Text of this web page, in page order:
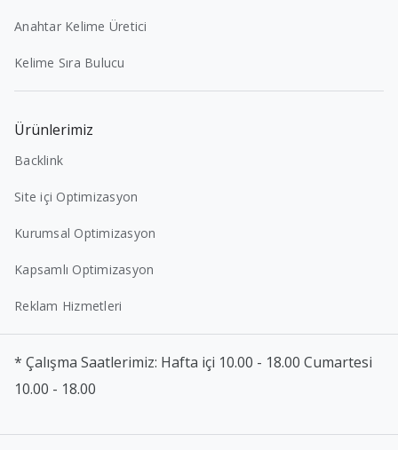
Anahtar Kelime Üretici
Kelime Sıra Bulucu
Ürünlerimiz
Backlink
Site içi Optimizasyon
Kurumsal Optimizasyon
Kapsamlı Optimizasyon
Reklam Hizmetleri
* Çalışma Saatlerimiz: Hafta içi 10.00 - 18.00 Cumartesi
10.00 - 18.00